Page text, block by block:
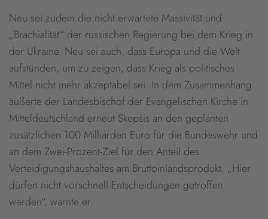
Neu sei zudem die nicht erwartete Massivität und
„Brachialität“ der russischen Regierung bei dem Krieg in
der Ukraine. Neu sei auch, dass Europa und die Welt
aufstünden, um zu zeigen, dass Krieg als politisches
Mittel nicht mehr akzeptabel sei. In dem Zusammenhang
äußerte der Landesbischof der Evangelischen Kirche in
Mitteldeutschland erneut Skepsis an den geplanten
zusätzlichen 100 Milliarden Euro für die Bundeswehr und
an dem Zwei-Prozent-Ziel für den Anteil des
Verteidigungshaushaltes am Bruttoinlandsprodukt. „Hier
dürfen nicht vorschnell Entscheidungen getroffen
werden“, warnte er.